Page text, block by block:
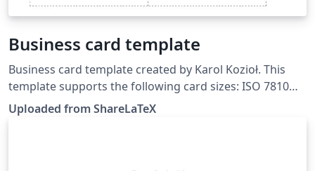
Business card template
Business card template created by Karol Kozioł. This
template supports the following card sizes: ISO 7810
card size (85.60mm–53.98mm) European card size
(85mm–55mm) US card size (3.5in–2in) This template
Uploaded from ShareLaTeX